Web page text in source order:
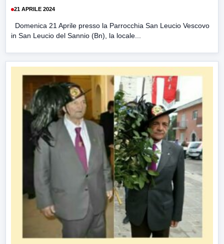
21 APRILE 2024
Domenica 21 Aprile presso la Parrocchia San Leucio Vescovo
in San Leucio del Sannio (Bn), la locale...